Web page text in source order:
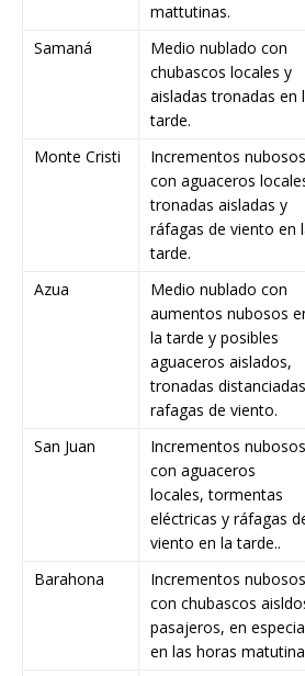
mattutinas.
Samaná
Medio nublado con
chubascos locales y
aisladas tronadas en
tarde.
Monte Cristi
Incrementos nubosos
con aguaceros
tronadas aisladas y
ráfagas de viento en
tarde.
Azua
Medio nublado con
aumentos nubosos
la tarde y posibles
aguaceros aislados,
tronadas
rafagas de viento.
San Juan
Incrementos nubosos
con aguaceros
locales, tormentas
eléctricas y ráfagas
viento en la tarde..
Barahona
Incrementos nubosos
con chubascos
pasajeros, en
en las horas